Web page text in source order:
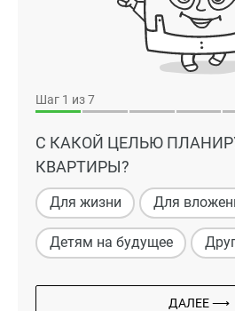
Шаг 1 из 7
С КАКОЙ ЦЕЛЬЮ
КВАРТИРЫ?
Для жизни Для
Детям на будущее
ДАЛЕЕ ⟶